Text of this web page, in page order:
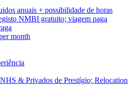
anuais + possibilidade de horas
NMBI gratuito; viagem paga
month
& Privados de Prestígio; Relocation